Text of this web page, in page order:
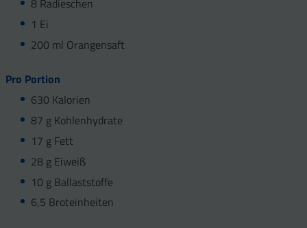
8 Radieschen
1 Ei
200 ml Orangensaft
Pro Portion
630 Kalorien
87 g Kohlenhydrate
17 g Fett
28 g Eiweiß
10 g Ballaststoffe
6,5 Broteinheiten